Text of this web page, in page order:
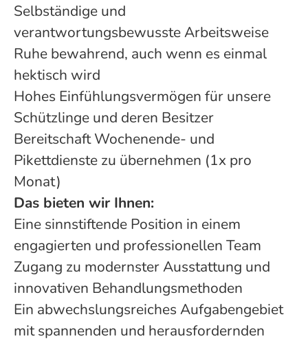
Selbständige und
verantwortungsbewusste Arbeitsweise
Ruhe bewahrend, auch wenn es einmal
hektisch wird
Hohes Einfühlungsvermögen für unsere
Schützlinge und deren Besitzer
Bereitschaft Wochenende- und
Pikettdienste zu übernehmen (1x pro
Monat)
Das bieten wir Ihnen:
Eine sinnstiftende Position in einem
engagierten und professionellen Team
Zugang zu modernster Ausstattung und
innovativen Behandlungsmethoden
Ein abwechslungsreiches Aufgabengebiet
mit spannenden und herausfordernden